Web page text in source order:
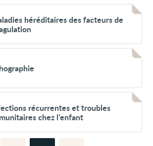
héréditaires des facteurs de
récurrentes et troubles
chez l’enfant